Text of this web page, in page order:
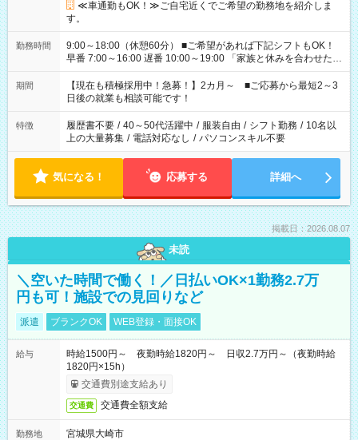
≪車通勤もOK！≫ご自宅近くでご希望の勤務地を紹介しま
す。
勤務時間
9:00～18:00（休憩60分） ■ご希望があれば下記シフトもOK！
早番 7:00～16:00 遅番 10:00～19:00 「家族と休みを合わせた
い」 「余裕を持って夕飯の準備がしたい」 「できれば残業はし
たくない」 など、ご希望を教えてくださいね。 ※Wワーク希望
の方へ 今ご覧のお仕事で希望する勤務時間と、もう1つのお仕事
の勤務時間。 合計で週40時間を超える場合は応募できません。
期間
【現在も積極採用中！急募！】2カ月～ ■ご応募から最短2～3
日後の就業も相談可能です！
特徴 履歴書不要 / 40～50代活躍中 / 服装自由 / シフト勤務 / 10名以
上の大量募集 / 電話対応なし / パソコンスキル不要
気になる！ 応募する 詳細へ
掲載日：2026.08.07
未読
＼空いた時間で働く！／日払いOK×1勤務2.7万
円も可！施設での見回りなど
派遣 ブランクOK WEB登録・面接OK
給与
時給1500円～ 夜勤時給1820円～ 日収2.7万円～（夜勤時給
1820円×15h）
交通費別途支給あり
交通費 交通費全額支給
勤務地
宮城県大崎市